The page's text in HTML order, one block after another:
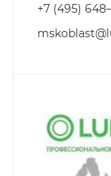
+7 (495)